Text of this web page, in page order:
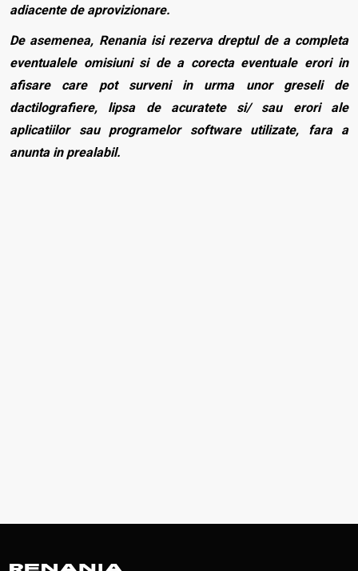
adiacente de aprovizionare.
De asemenea, Renania isi rezerva dreptul de a completa
eventualele omisiuni si de a corecta eventuale erori in
afisare care pot surveni in urma unor greseli de
dactilografiere, lipsa de acuratete si/ sau erori ale
aplicatiilor sau programelor software utilizate, fara a
anunta in prealabil.